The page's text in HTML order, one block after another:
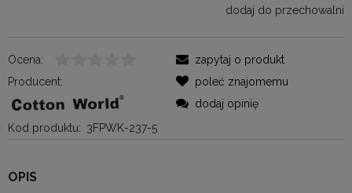
dodaj do przechowalni
Ocena:
Producent:
Kod produktu: 3FPWK-237-5
zapytaj o produkt
poleć znajomemu
dodaj opinię
OPIS